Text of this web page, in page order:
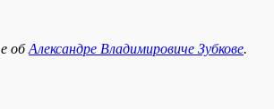
обАлександре Владимировиче Зубкове.